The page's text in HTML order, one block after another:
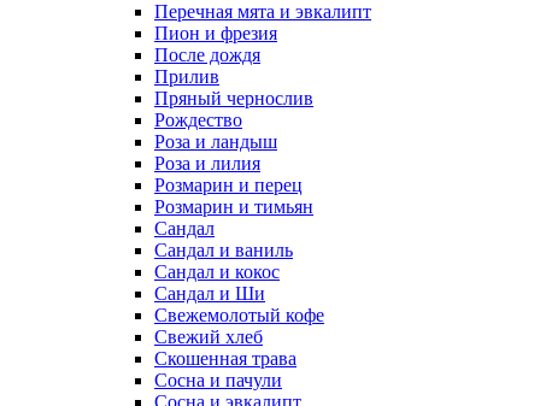
Перечная мята и эвкалипт
Пион и фрезия
После дождя
Прилив
Пряный чернослив
Рождество
Роза и ландыш
Роза и лилия
Розмарин и перец
Розмарин и тимьян
Сандал
Сандал и ваниль
Сандал и кокос
Сандал и Ши
Свежемолотый кофе
Свежий хлеб
Скошенная трава
Сосна и пачули
Сосна и эвкалипт